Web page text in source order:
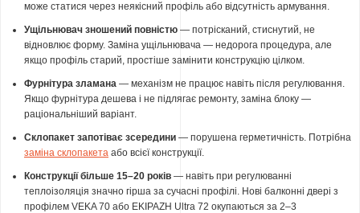
може статися через неякісний профіль або відсутність армування.
Ущільнювач зношений повністю — потрісканий, стиснутий, не
відновлює форму. Заміна ущільнювача — недорога процедура, але
якщо профіль старий, простіше замінити конструкцію цілком.
Фурнітура зламана — механізм не працює навіть після регулювання.
Якщо фурнітура дешева і не підлягає ремонту, заміна блоку —
раціональніший варіант.
Склопакет запотіває зсередини — порушена герметичність. Потрібна
заміна склопакета або всієї конструкції.
Конструкції більше 15–20 років — навіть при регулюванні
теплоізоляція значно гірша за сучасні профілі. Нові балконні двері з
профілем VEKA 70 або EKIPAZH Ultra 72 окупаються за 2–3